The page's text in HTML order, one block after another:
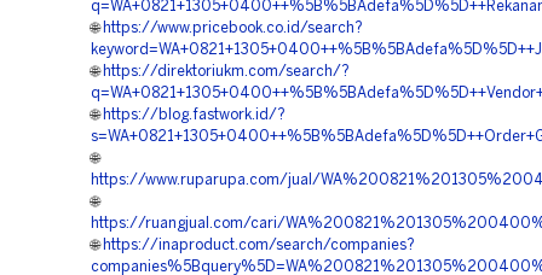
🌐 https://www.pricebook.co.id/search?
🌐 https://direktoriukm.com/search/?
🌐 https://blog.fastwork.id/?
🌐
https://www.ruparupa.com/jual/
🌐
https://ruangjual.com/cari/
🌐 https://inaproduct.com/search/companies?